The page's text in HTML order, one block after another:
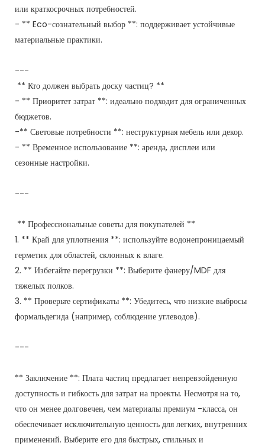
или краткосрочных потребностей.
- ** Eco-сознательный выбор **: поддерживает устойчивые
материальные практики.
---
** Кто должен выбрать доску частиц? **
- ** Приоритет затрат **: идеально подходит для ограниченных
бюджетов.
-** Световые потребности **: неструктурная мебель или декор.
- ** Временное использование **: аренда, дисплеи или
сезонные настройки.
---
** Профессиональные советы для покупателей **
1. ** Край для уплотнения **: используйте водонепроницаемый
герметик для областей, склонных к влаге.
2. ** Избегайте перегрузки **: Выберите фанеру/MDF для
тяжелых полков.
3. ** Проверьте сертификаты **: Убедитесь, что низкие выбросы
формальдегида (например, соблюдение углеводов).
---
** Заключение **: Плата частиц предлагает непревзойденную
доступность и гибкость для затрат на проекты. Несмотря на то,
что он менее долговечен, чем материалы премиум -класса, он
обеспечивает исключительную ценность для легких, внутренних
применений. Выберите его для быстрых, стильных и